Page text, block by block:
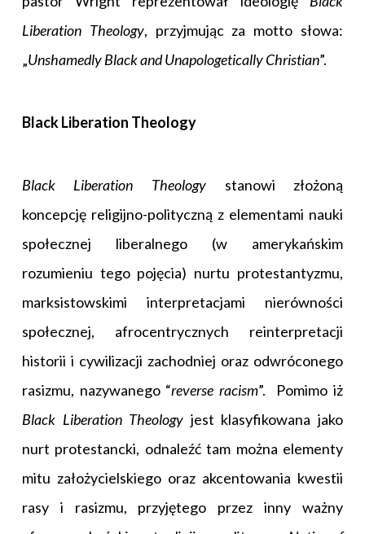
Liberation Theology, przyjmując za motto słowa:
„Unshamedly Black and Unapologetically Christian”.
Black Liberation Theology
Black Liberation Theology stanowi złożoną
koncepcję religijno-polityczną z elementami nauki
społecznej liberalnego (w amerykańskim
rozumieniu tego pojęcia) nurtu protestantyzmu,
marksistowskimi interpretacjami nierówności
społecznej, afrocentrycznych reinterpretacji
historii i cywilizacji zachodniej oraz odwróconego
rasizmu, nazywanego “reverse racism”. Pomimo iż
Black Liberation Theology jest klasyfikowana jako
nurt protestancki, odnaleźć tam można elementy
mitu założycielskiego oraz akcentowania kwestii
rasy i rasizmu, przyjętego przez inny ważny